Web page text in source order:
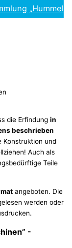
„Hummel
die Erfindungin
beschrieben
Konstruktion und
Auch als
Teile
angeboten. Die
werden oder
-